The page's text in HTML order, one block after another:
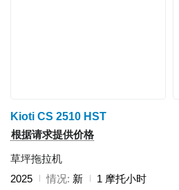
Kioti CS 2510 HST
根据请求提供价格
草坪拖拉机
2025
情况 新
1 摩托小时